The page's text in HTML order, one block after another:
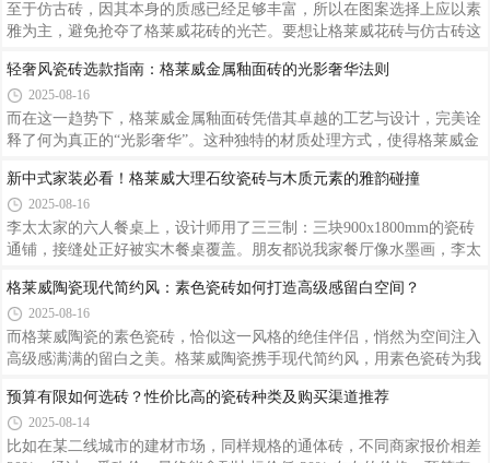
贵的使用面积，更从材料、工具到施工流程，对瓷砖
铺贴工艺进行了彻底重构。薄贴法带来的不仅是空间
程的改变更是薄贴法工艺重构的核心。
复古风装修避坑：格莱威花砖 + 仿古砖的时光滤镜搭配公式
至于仿古砖，因其本身的质感已经足够丰富，所以在图案选择上应以素
雅为主，避免抢夺了格莱威花砖的光芒。要想让格莱威花砖与仿古砖这
对复古CP在家中绽放光彩，关键在于对材质特性的理解、色彩与图案
的和谐搭配、光影效果的巧妙运用以及施工过程中的细节把控。
轻奢风瓷砖选款指南：格莱威金属釉面砖的光影奢华法则
而在这一趋势下，格莱威金属釉面砖凭借其卓越的工艺与设计，完美诠
释了何为真正的“光影奢华”。这种独特的材质处理方式，使得格莱威金
属釉面砖在视觉上就给人一种低调而奢华的第一印象。幸运的是，格莱
威金属釉面砖的日常清洁非常简单便捷。
新中式家装必看！格莱威大理石纹瓷砖与木质元素的雅韵碰撞
李太太家的六人餐桌上，设计师用了三三制：三块900x1800mm的瓷砖
通铺，接缝处正好被实木餐桌覆盖。朋友都说我家餐厅像水墨画，李太
太边摆弄青瓷餐具边说，“其实就赢在那几块砖的留白。”格莱威瓷砖的
8D喷墨技术，能还原95%以上的天然石材质感，而木质元素的加入，恰
格莱威陶瓷现代简约风：素色瓷砖如何打造高级感留
2025-08-16
侣，悄然为空间注入高级感满满的留白之美。格莱威